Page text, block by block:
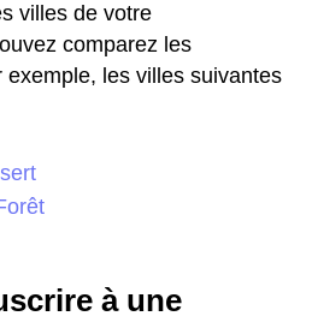
villes de votre
comparez les
les villes suivantes
à une